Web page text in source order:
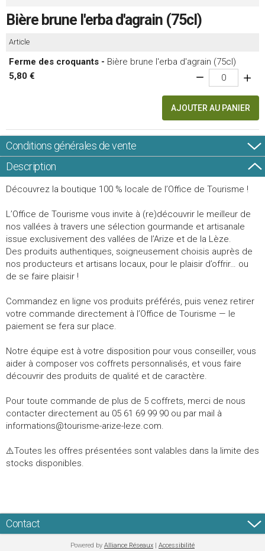
Bière brune l'erba d'agrain (75cl)
Article
Ferme des croquants - Bière brune l'erba d'agrain (75cl)
5,80 €
AJOUTER AU PANIER
Conditions générales de vente
Description
Découvrez la boutique 100 % locale de l’Office de Tourisme !
L’Office de Tourisme vous invite à (re)découvrir le meilleur de
nos vallées à travers une sélection gourmande et artisanale
issue exclusivement des vallées de l’Arize et de la Lèze.
Des produits authentiques, soigneusement choisis auprès de
nos producteurs et artisans locaux, pour le plaisir d’offrir… ou
de se faire plaisir !
Commandez en ligne vos produits préférés, puis venez retirer
votre commande directement à l’Office de Tourisme — le
paiement se fera sur place.
Notre équipe est à votre disposition pour vous conseiller, vous
aider à composer vos coffrets personnalisés, et vous faire
découvrir des produits de qualité et de caractère.
Pour toute commande de plus de 5 coffrets, merci de nous
contacter directement au 05 61 69 99 90 ou par mail à
informations@tourisme-arize-leze.com.
⚠️Toutes les offres présentées sont valables dans la limite des
stocks disponibles.
Contact
Powered by Alliance Réseaux Accessibilité